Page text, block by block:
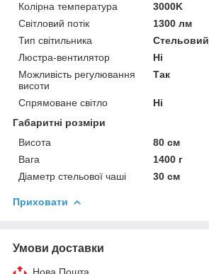
Колірна температура
3000K
Світловий потік
1300 лм
Тип світильника
Стельовий
Люстра-вентилятор
Ні
Можливість регулювання
висоти
Так
Спрямоване світло
Ні
Габаритні розміри
Висота
80 см
Вага
1400 г
Діаметр стельової чаші
30 см
Приховати
Умови доставки